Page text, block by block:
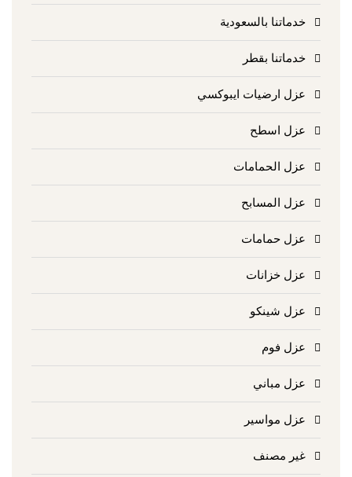
خدماتنا بالسعودية
خدماتنا بقطر
عزل ارضيات ايبوكسي
عزل اسطح
عزل الحمامات
عزل المسابح
عزل حمامات
عزل خزانات
عزل شينكو
عزل فوم
عزل مباني
عزل مواسير
غير مصنف